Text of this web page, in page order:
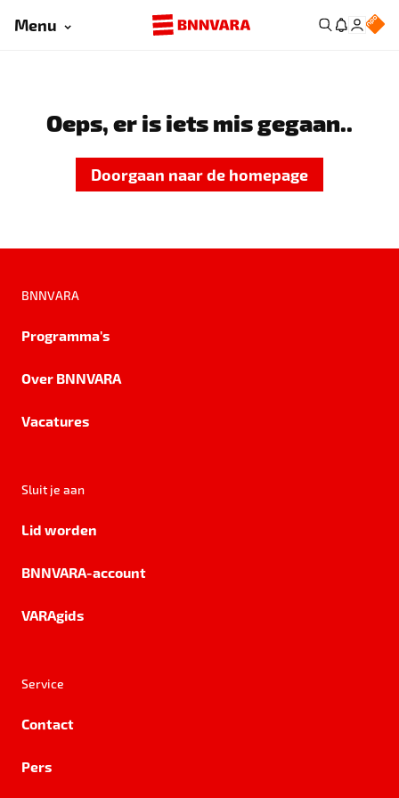
Menu
Oeps, er is iets mis gegaan..
Doorgaan naar de homepage
BNNVARA
Programma's
Over BNNVARA
Vacatures
Sluit je aan
Lid worden
BNNVARA-account
VARAgids
Service
Contact
Pers